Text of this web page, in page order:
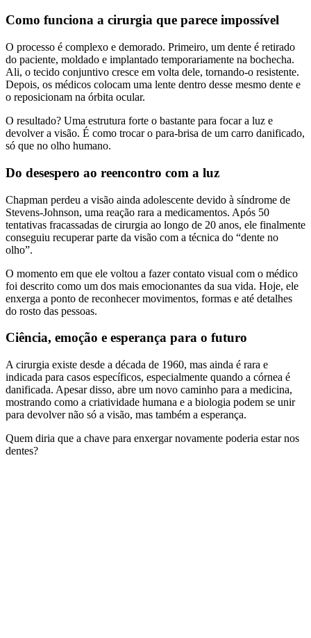
Como funciona a cirurgia que parece impossível
O processo é complexo e demorado. Primeiro, um dente é retirado
do paciente, moldado e implantado temporariamente na bochecha.
Ali, o tecido conjuntivo cresce em volta dele, tornando-o resistente.
Depois, os médicos colocam uma lente dentro desse mesmo dente e
o reposicionam na órbita ocular.
O resultado? Uma estrutura forte o bastante para focar a luz e
devolver a visão. É como trocar o para-brisa de um carro danificado,
só que no olho humano.
Do desespero ao reencontro com a luz
Chapman perdeu a visão ainda adolescente devido à síndrome de
Stevens-Johnson, uma reação rara a medicamentos. Após 50
tentativas fracassadas de cirurgia ao longo de 20 anos, ele finalmente
conseguiu recuperar parte da visão com a técnica do “dente no
olho”.
O momento em que ele voltou a fazer contato visual com o médico
foi descrito como um dos mais emocionantes da sua vida. Hoje, ele
enxerga a ponto de reconhecer movimentos, formas e até detalhes
do rosto das pessoas.
Ciência, emoção e esperança para o futuro
A cirurgia existe desde a década de 1960, mas ainda é rara e
indicada para casos específicos, especialmente quando a córnea é
danificada. Apesar disso, abre um novo caminho para a medicina,
mostrando como a criatividade humana e a biologia podem se unir
para devolver não só a visão, mas também a esperança.
Quem diria que a chave para enxergar novamente poderia estar nos
dentes?